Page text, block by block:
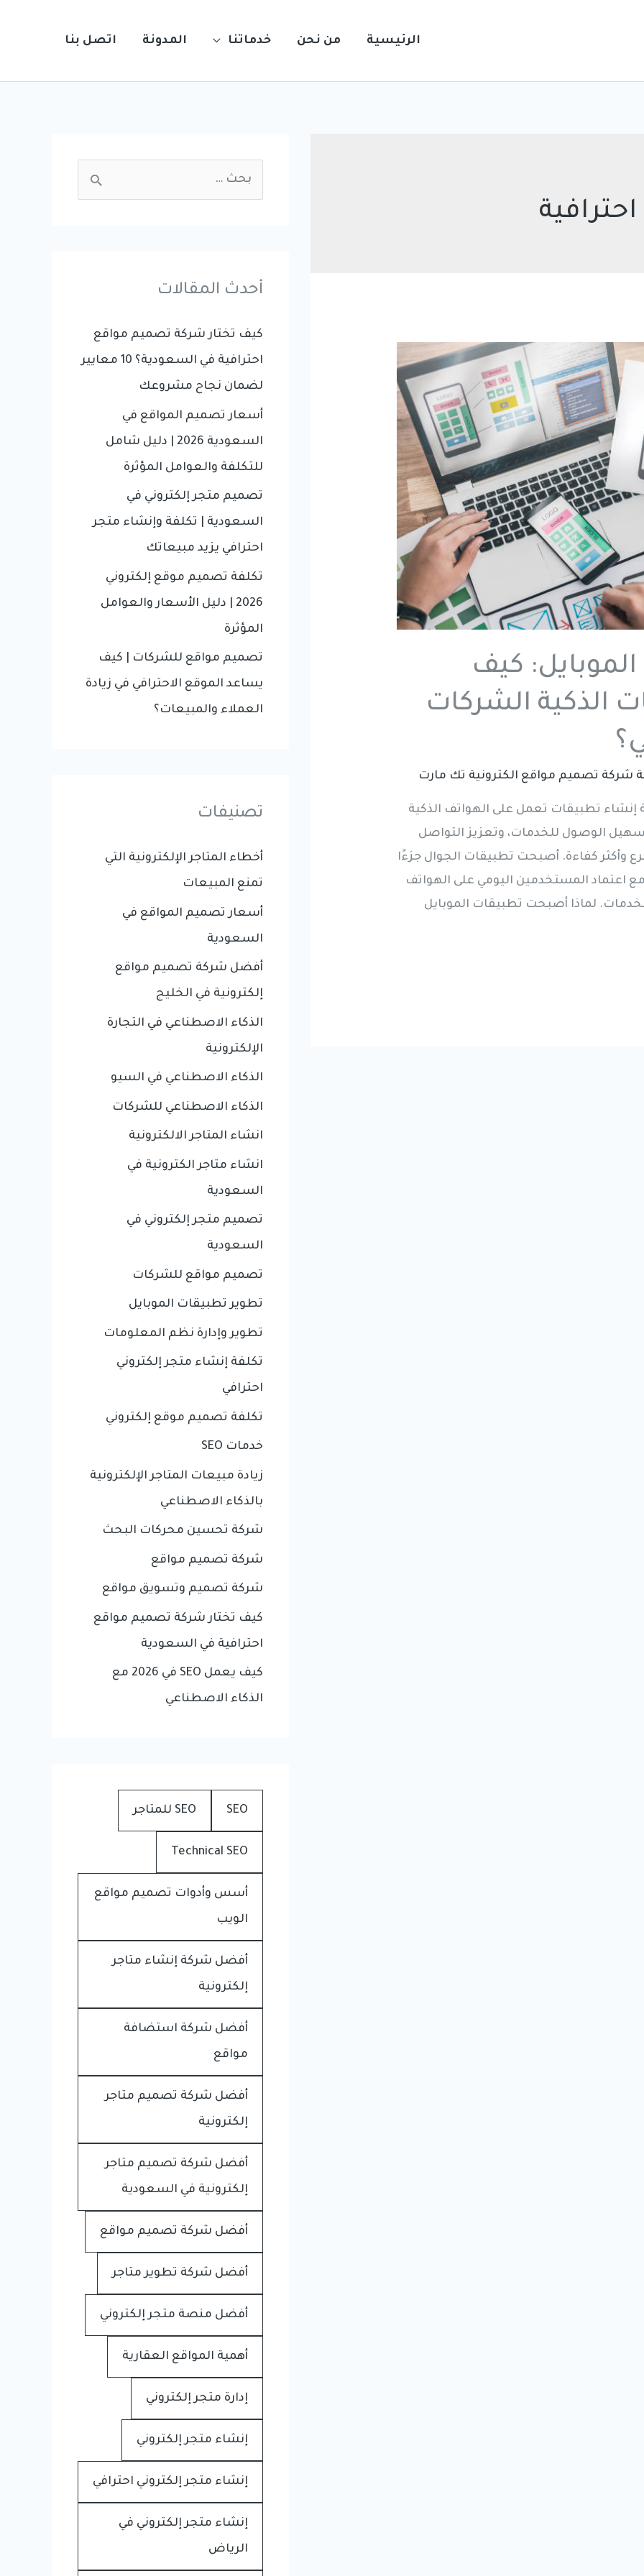
الرئيسية من نحن خدماتنا المدونة اتصل بنا
كيف
الذكية الشركات
شركة تصميم مواقع الكترونية تك مارت
إنشاء تطبيقات تعمل على الهواتف الذكية
الوصول للخدمات، وتعزيز التواصل
وأكثر كفاءة. أصبحت تطبيقات الجوال جزءًا
اعتماد المستخدمين اليومي على الهواتف
لماذا أصبحت تطبيقات الموبايل
e
f
o
r
:
أحدث المقالات
كيف تختار شركة تصميم مواقع
احترافية في السعودية؟ 10 معايير
لضمان نجاح مشروعك
أسعار تصميم المواقع في
السعودية 2026 | دليل شامل
للتكلفة والعوامل المؤثرة
تصميم متجر إلكتروني في
السعودية | تكلفة وإنشاء متجر
احترافي يزيد مبيعاتك
تكلفة تصميم موقع إلكتروني
2026 | دليل الأسعار والعوامل
المؤثرة
تصميم مواقع للشركات | كيف
يساعد الموقع الاحترافي في زيادة
العملاء والمبيعات؟
تصنيفات
أخطاء المتاجر الإلكترونية التي
تمنع المبيعات
أسعار تصميم المواقع في
السعودية
أفضل شركة تصميم مواقع
إلكترونية في الخليج
الذكاء الاصطناعي في التجارة
الإلكترونية
الذكاء الاصطناعي في السيو
الذكاء الاصطناعي للشركات
انشاء المتاجر الالكترونية
انشاء متاجر الكترونية في
السعودية
تصميم متجر إلكتروني في
السعودية
تصميم مواقع للشركات
تطوير تطبيقات الموبايل
تطوير وإدارة نظم المعلومات
تكلفة إنشاء متجر إلكتروني
احترافي
تكلفة تصميم موقع إلكتروني
خدمات SEO
زيادة مبيعات المتاجر الإلكترونية
بالذكاء الاصطناعي
شركة تحسين محركات البحث
شركة تصميم مواقع
شركة تصميم وتسويق مواقع
كيف تختار شركة تصميم مواقع
احترافية في السعودية
كيف يعمل SEO في 2026 مع
الذكاء الاصطناعي
SEO SEO للمتاجر
Technical SEO
أسس وأدوات تصميم مواقع
الويب
أفضل شركة إنشاء متاجر
إلكترونية
أفضل شركة استضافة
مواقع
أفضل شركة تصميم متاجر
إلكترونية
أفضل شركة تصميم متاجر
إلكترونية في السعودية
أفضل شركة تصميم مواقع
أفضل شركة تطوير متاجر
أفضل منصة متجر إلكتروني
أهمية المواقع العقارية
إدارة متجر إلكتروني
إنشاء متجر إلكتروني
إنشاء متجر إلكتروني احترافي
إنشاء متجر إلكتروني في
الرياض